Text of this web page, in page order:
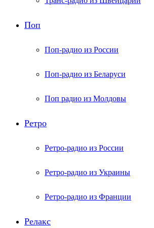
Поп
Поп-радио из России
Поп-радио из Беларуси
Поп радио из Молдовы
Ретро
Ретро-радио из России
Ретро-радио из Украины
Ретро-радио из Франции
Релакс